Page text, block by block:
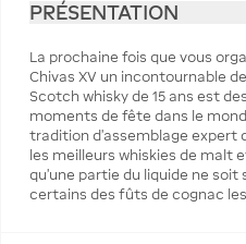
PRÉSENTATION
La prochaine fois que vous
Chivas XV un incontournable
Scotch whisky de 15 ans est
moments de fête dans le
tradition d'assemblage expert
les meilleurs whiskies de malt
qu'une partie du liquide ne
certains des fûts de cognac